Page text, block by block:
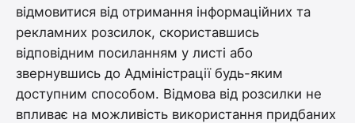
відмовитися від отримання інформаційних та
рекламних розсилок, скориставшись
відповідним посиланням у листі або
звернувшись до Адміністрації будь-яким
доступним способом. Відмова від розсилки не
впливає на можливість використання придбаних